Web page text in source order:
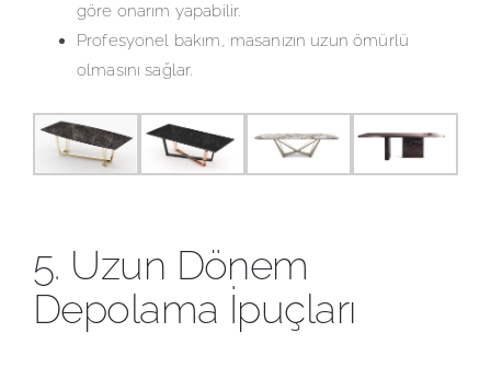
göre onarım yapabilir.
Profesyonel bakım, masanızın uzun ömürlü
olmasını sağlar.
5. Uzun Dönem
Depolama İpuçları